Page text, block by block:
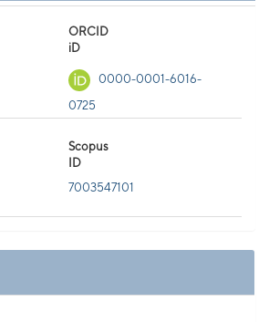
ORCID
iD
0000-0001-6016-
0725
Scopus
ID
7003547101